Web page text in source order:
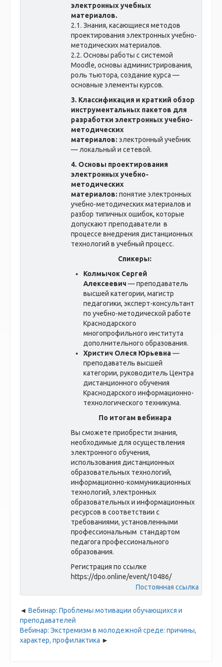
электронных учебных
материалов.
2.1. Знания, касающиеся методов
проектирования электронных учебно-
методических материалов.
2.2. Основы работы с системой
Moodle, основы администрирования,
роль тьютора, создание курса —
основные элементы курсов.
3. Классификация и краткий обзор
инструментальных пакетов для
разработки электронных учебно-
методических
материалов: электронный учебник
— локальный и сетевой.
4. Основы проектирования
электронных учебно-
методических
материалов: понятие электронных
учебно-методических материалов и
разбор типичных ошибок, которые
допускают преподаватели в
процессе внедрения дистанционных
технологий в учебный процесс.
Спикеры:
Колмычок Сергей
Алексеевич— преподаватель
высшей категории, магистр
педагогики, эксперт-консультант
по учебно-методической работе
Краснодарского
многопрофильного института
дополнительного образования.
Христич Олеся Юрьевна—
преподаватель высшей
категории, руководитель Центра
дистанционного обучения
Краснодарского информационно-
технологического техникума.
По итогам вебинара
Вы сможете приобрести знания,
необходимые для осуществления
электронного обучения,
использования дистанционных
образовательных технологий,
информационно-коммуникационных
технологий, электронных
образовательных и информационных
ресурсов в соответствии с
требованиями, установленными
профессиональным стандартом
педагога профессионального
образования.
Регистрация по ссылке
https://dpo.online/event/10486/
Постоянная ссылка
Вебинар: Проблемы мотивации обучающихся и
преподавателей
Вебинар: Экстремизм в молодежной среде: причины,
характер, профилактика